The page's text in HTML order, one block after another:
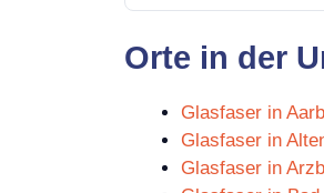
Orte in der
Glasfaser in
Glasfaser in
Glasfaser in